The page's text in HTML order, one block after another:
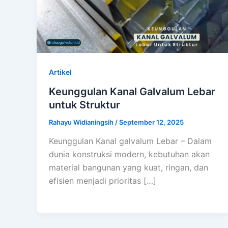
Artikel
Keunggulan Kanal Galvalum Lebar
untuk Struktur
Rahayu Widianingsih /September 12, 2025
Keunggulan Kanal galvalum Lebar – Dalam
dunia konstruksi modern, kebutuhan akan
material bangunan yang kuat, ringan, dan
efisien menjadi prioritas […]